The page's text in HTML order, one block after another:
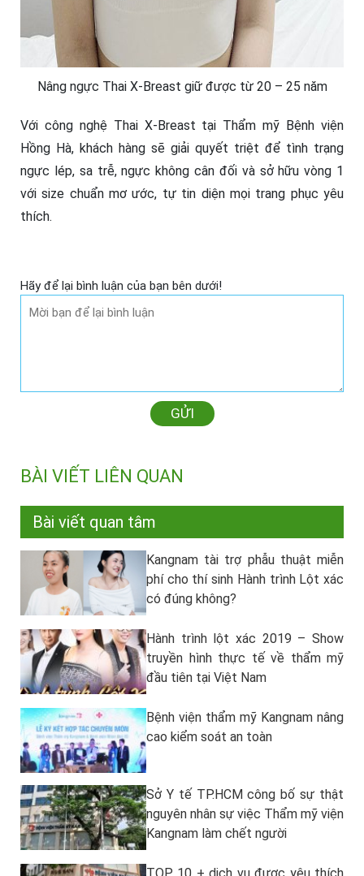
Nâng ngực Thai X-Breast giữ được từ 20 – 25 năm
Với công nghệ Thai X-Breast tại Thẩm mỹ Bệnh viện
Hồng Hà, khách hàng sẽ giải quyết triệt để tình trạng
ngực lép, sa trễ, ngực không cân đối và sở hữu vòng 1
với size chuẩn mơ ước, tự tin diện mọi trang phục yêu
thích.
Hãy để lại bình luận của bạn bên dưới!
GỬI
BÀI VIẾT LIÊN QUAN
Bài viết quan tâm
Kangnam tài trợ phẫu thuật miễn
phí cho thí sinh Hành trình Lột xác
có đúng không?
Hành trình lột xác 2019 – Show
truyền hình thực tế về thẩm mỹ
đầu tiên tại Việt Nam
Bệnh viện thẩm mỹ Kangnam nâng
cao kiểm soát an toàn
Sở Y tế TP.HCM công bố sự thật
nguyên nhân sự việc Thẩm mỹ viện
Kangnam làm chết người